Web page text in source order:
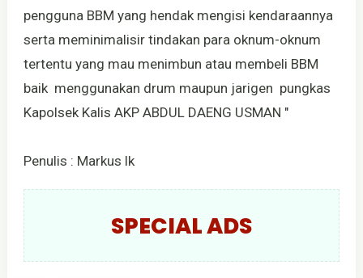
pengguna BBM yang hendak mengisi kendaraannya
serta meminimalisir tindakan para oknum-oknum
tertentu yang mau menimbun atau membeli BBM
baik menggunakan drum maupun jarigen pungkas
Kapolsek Kalis AKP ABDUL DAENG USMAN "
Penulis : Markus lk
SPECIAL ADS